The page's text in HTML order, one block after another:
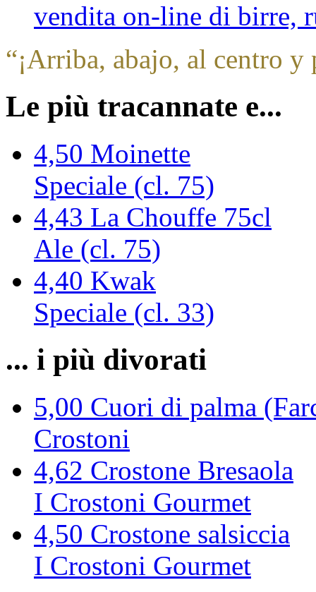
vendita on-line di birre,
“¡Arriba, abajo, al centro y
Le più tracannate e...
4,50 Moinette
Speciale (cl. 75)
4,43 La Chouffe 75cl
Ale (cl. 75)
4,40 Kwak
Speciale (cl. 33)
... i più divorati
5,00 Cuori di palma
Crostoni
4,62 Crostone Bresaola
I Crostoni Gourmet
4,50 Crostone salsiccia
I Crostoni Gourmet